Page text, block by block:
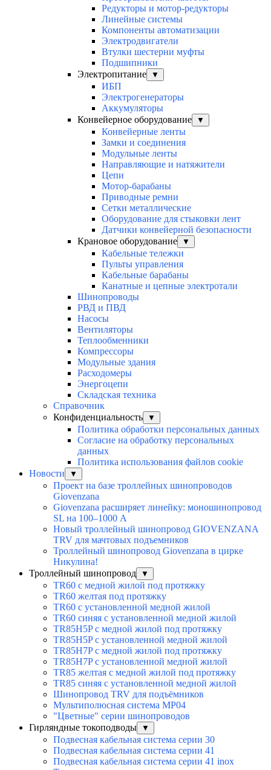
Редукторы и мотор-редукторы
Линейные системы
Компоненты автоматизации
Электродвигатели
Втулки шестерни муфты
Подшипники
Электропитание
▼
ИБП
Электрогенераторы
Аккумуляторы
Конвейерное оборудование
▼
Конвейерные ленты
Замки и соединения
Модульные ленты
Направляющие и натяжители
Цепи
Мотор-барабаны
Приводные ремни
Сетки металлические
Оборудование для стыковки лент
Датчики конвейерной безопасности
Крановое оборудование
▼
Кабельные тележки
Пульты управления
Кабельные барабаны
Канатные и цепные электротали
Шинопроводы
РВД и ПВД
Насосы
Вентиляторы
Теплообменники
Компрессоры
Модульные здания
Расходомеры
Энергоцепи
Складская техника
Справочник
Конфиденциальность
▼
Политика обработки персональных данных
Согласие на обработку персональных
данных
Политика использования файлов cookie
Новости
▼
Проект на базе троллейных шинопроводов
Giovenzana
Giovenzana расширяет линейку: моношинопровод
SL на 100–1000 А
Новый троллейный шинопровод GIOVENZANA
TRV для мачтовых подъемников
Троллейный шинопровод Giovenzana в цирке
Никулина!
Троллейный шинопровод
▼
TR60 с медной жилой под протяжку
TR60 желтая под протяжку
TR60 с установленной медной жилой
TR60 синяя с установленной медной жилой
TR85H5P с медной жилой под протяжку
TR85H5P с установленной медной жилой
TR85H7P с медной жилой под протяжку
TR85H7P с установленной медной жилой
TR85 желтая с медной жилой под протяжку
TR85 синяя с установленной медной жилой
Шинопровод TRV для подъёмников
Мультиполюсная система MP04
"Цветные" серии шинопроводов
Гирляндные токоподводы
▼
Подвесная кабельная система серии 30
Подвесная кабельная система серии 41
Подвесная кабельная система серии 41 inox